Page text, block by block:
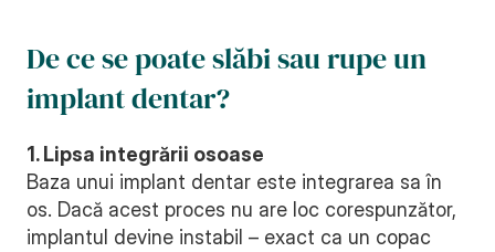
De ce se poate slăbi sau rupe un
implant dentar?
1. Lipsa integrării osoase
Baza unui implant dentar este integrarea sa în
os. Dacă acest proces nu are loc corespunzător,
implantul devine instabil – exact ca un copac